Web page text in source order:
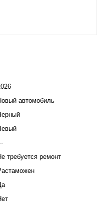
автомобиль
требуется ремонт